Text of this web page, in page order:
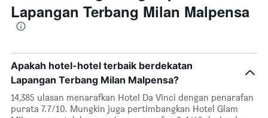
Lapangan Terbang Milan Malpensa
Apakah hotel-hotel terbaik berdekatan
Lapangan Terbang Milan Malpensa?
14,385 ulasan menarafkan Hotel Da Vinci dengan penarafan
purata 7.7/10. Mungkin juga pertimbangkan Hotel Glam